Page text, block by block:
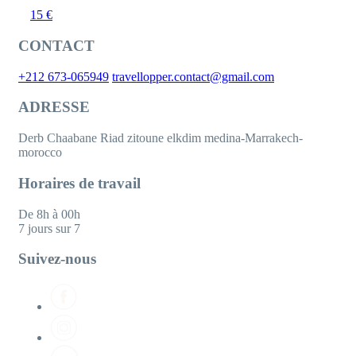
15 €
CONTACT
+212 673-065949 travellopper.contact@gmail.com
ADRESSE
Derb Chaabane Riad zitoune elkdim medina-Marrakech-
morocco
Horaires de travail
De 8h à 00h
7 jours sur 7
Suivez-nous